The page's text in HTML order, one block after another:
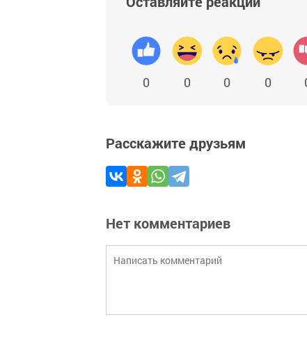
0 0 0 0
Расскажите друзьям
Нет комментариев